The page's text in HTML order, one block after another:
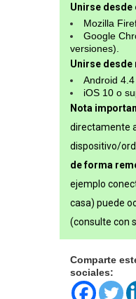
Unirse desde
Mozilla
Google
versiones).
Unirse desde
Android
iOS 10 o
Nota
directamente
dispositivo/
de forma
ejemplo
casa) puede
(consulte con
Comparte
sociales: